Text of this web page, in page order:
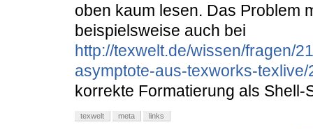
oben kaum lesen. Das Problem
beispielsweise auch bei
http://texwelt.de/wissen/fragen/
asymptote-aus-texworks-texlive/
korrekte Formatierung als
texwelt meta links